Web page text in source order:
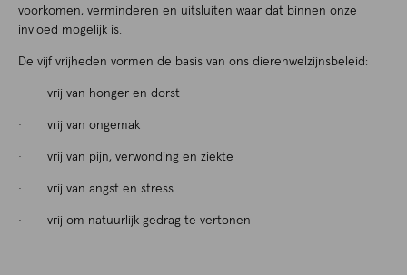
voorkomen, verminderen en uitsluiten waar dat binnen onze
invloed mogelijk is.
De vijf vrijheden vormen de basis van ons dierenwelzijnsbeleid:
· vrij van honger en dorst
· vrij van ongemak
· vrij van pijn, verwonding en ziekte
· vrij van angst en stress
· vrij om natuurlijk gedrag te vertonen